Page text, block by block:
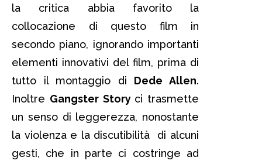
la critica abbia favorito la
collocazione di questo film in
secondo piano, ignorando importanti
elementi innovativi del film, prima di
tutto il montaggio di Dede Allen.
Inoltre Gangster Story ci trasmette
un senso di leggerezza, nonostante
la violenza e la discutibilità di alcuni
gesti, che in parte ci costringe ad